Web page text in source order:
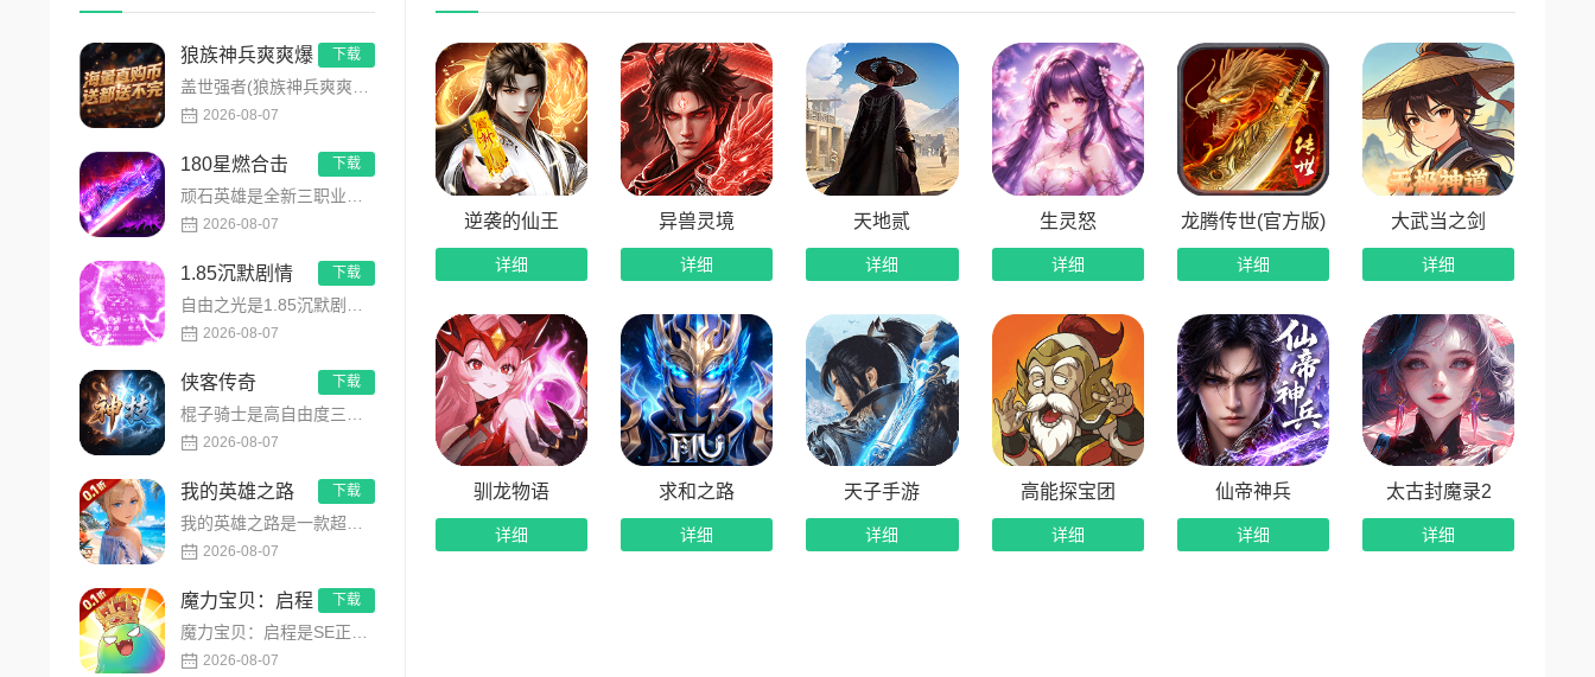
《冲吧！帕克》的宠物系统是一大亮点。游戏拥有几十款风格各异的像素战宠，从呆萌小兽到可爱萌娘，应有尽有。这些宠
物可不是徒有其表的花瓶，它们各个身怀绝技，治疗、输出、护盾、增伤等技能样样精通。
游戏采用1主战+2协战的上阵模式，主战宠物能释放全套技能，协战宠物则提供强力光环加持，未上阵的宠物也能为玩家提供
全局属性加成，让每一次收集都不浪费。宠物分为五大品级，招募时自带20次刷新必出神话宠物的良心保底机制，玩家还能定向
祝福选择心仪宠物，即便是非酋玩家，也能轻松拿下顶级战力。同时，宠物支持升级、升星、洗炼、觉醒四维养成，玩家可以自
割草爆装，爽感升级
作为一款割草刷宝游戏，《冲吧！帕克》的战斗体验直接拉满。游戏操作简单，单手就能畅玩，无需复杂连招，也不用死磕
精准走位，抬手就是全屏清怪，亿级伤害数字炸满屏幕，那种一刀清屏的快感，让人欲罢不能。
更让人上头的是，清怪的同时还能满屏爆装。极品神装随机掉落，金光铺满全屏，玩家刷一把就能爽一天，解压感直接拉
满。割草快感与装备掉落深度绑定，真正实现了刷到即爽到、轻松变强力，让玩家在不断变强的过程中，收获满满的成就感。
无尽冒险，惊喜不断
厌倦了重复的刷宝体验？《冲吧！帕克》内置超1000张随机生成的地图，每一张地图的地块、场景、魔物、宝藏都是随机拼
狼族神兵爽爽爆
盖世强者(狼族神兵爽爽爆)是主打高福利、高爆率、长线挂机的东方玄幻传奇手游！开局即送2亿切割、千万群切、八大...
2026-08-07
下载
180星燃合击
顽石英雄是全新三职业英雄合击传奇手游，无套路无脑上手，全程无硬性消费！永久内置3折充值福利，每日上线领648...
2026-08-07
下载
1.85沉默剧情
自由之光是1.85沉默剧情版单职业传奇手游，主打散人可打可嫖良心玩法！每日免费送328代币，海量礼包全程白嫖...
2026-08-07
下载
侠客传奇
棍子骑士是高自由度三职业侠客传奇手游，主打百种技能自由搭配！解锁海量天赋与被动效果，搭配炫酷粒子技能特效，刷...
2026-08-07
下载
我的英雄之路
我的英雄之路是一款超人气动漫正版改编的0.1折高福利卡牌策略手游，以经典进击主题世界观为核心，高度还原原作剧...
2026-08-07
下载
魔力宝贝：启程
魔力宝贝：启程是SE正版授权放置回合卡牌RPG手游，复刻法兰王国经典剧情与Q版画风！融合离线挂机、自由转职、...
2026-08-07
下载
逆袭的仙王
详细
异兽灵境
详细
天地贰
详细
生灵怒
详细
龙腾传世(官方版)
详细
大武当之剑
详细
驯龙物语
详细
求和之路
详细
天子手游
详细
高能探宝团
详细
仙帝神兵
详细
太古封魔录2
详细